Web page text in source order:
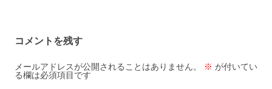
ナ
ビ
ゲ
コメントを残す
メールアドレスが公開されることはありません。 ※ が付いてい
る欄は必須項目です